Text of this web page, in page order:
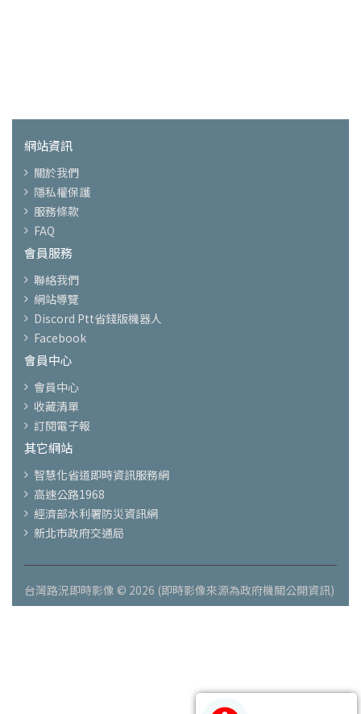
網站資訊
關於我們
隱私權保護
服務條款
FAQ
會員服務
聯絡我們
網站導覽
Discord Ptt省錢版機器人
Facebook
會員中心
會員中心
收藏清單
訂閱電子報
其它網站
智慧化省道即時資訊服務網
高速公路1968
經濟部水利署防災資訊網
新北市政府交通局
台灣路況即時影像 © 2026 (即時影像來源為政府機關公開資訊)